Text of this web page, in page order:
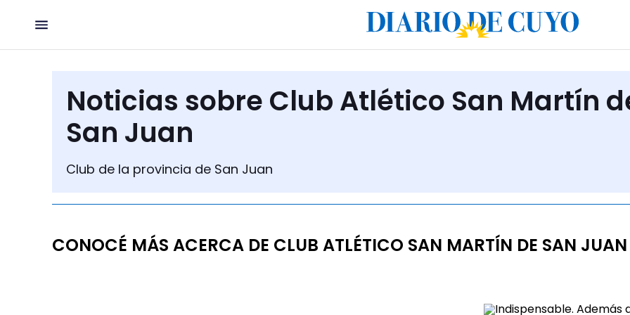
Noticias sobre Club Atlético San Martín
San Juan
Club de la provincia de San Juan
CONOCÉ MÁS ACERCA DE CLUB ATLÉTICO SAN MARTÍN DE SAN JUAN